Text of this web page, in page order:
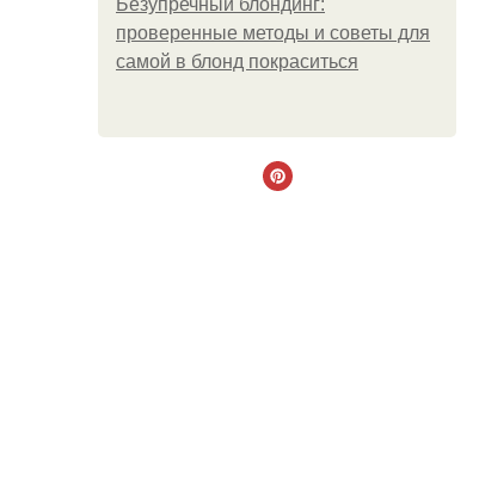
Безупречный блондинг:
проверенные методы и советы для
самой в блонд покраситься